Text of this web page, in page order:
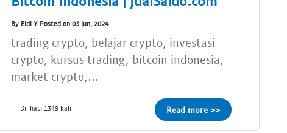
By Eldi Y Posted on 03 Jun, 2024
trading crypto, belajar crypto, investasi
crypto, kursus trading, bitcoin indonesia,
market crypto,...
Dilihat: 1349 kali Read more >>